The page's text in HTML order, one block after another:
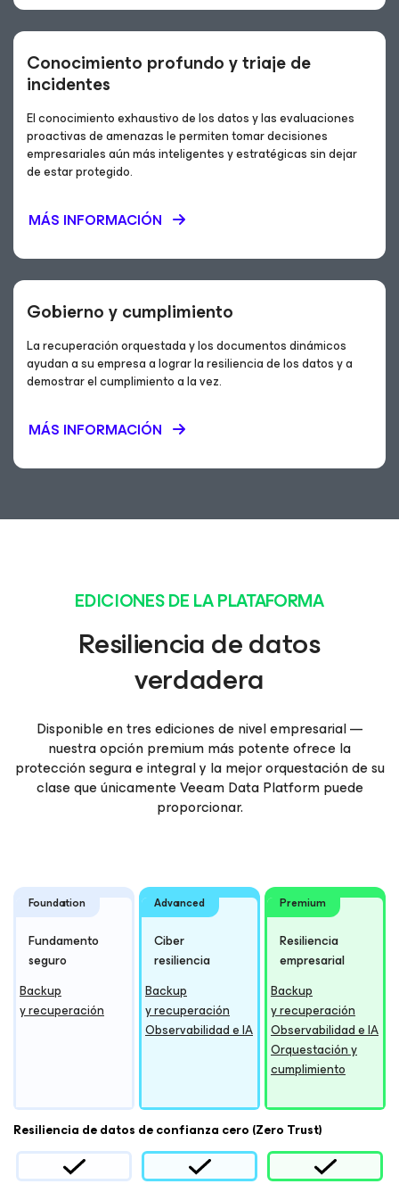
Conocimiento profundo y triaje de
incidentes
El conocimiento exhaustivo de los datos y las evaluaciones
proactivas de amenazas le permiten tomar decisiones
empresariales aún más inteligentes y estratégicas sin dejar
de estar protegido.
MÁS INFORMACIÓN
Gobierno y cumplimiento
La recuperación orquestada y los documentos dinámicos
ayudan a su empresa a lograr la resiliencia de los datos y a
demostrar el cumplimiento a la vez.
MÁS INFORMACIÓN
EDICIONES DE LA PLATAFORMA
Resiliencia de datos
verdadera
Disponible en tres ediciones de nivel empresarial —
nuestra opción premium más potente ofrece la
protección segura e integral y la mejor orquestación de su
clase que únicamente Veeam Data Platform puede
proporcionar.
Foundation
Fundamento
seguro
Advanced
Ciber
resiliencia
Premium
Resiliencia
empresarial
Backup
y recuperación
Backup
y recuperación
Observabilidad e IA
Backup
y recuperación
Observabilidad e IA
Orquestación y
cumplimiento
Resiliencia de datos de confianza cero (Zero Trust)